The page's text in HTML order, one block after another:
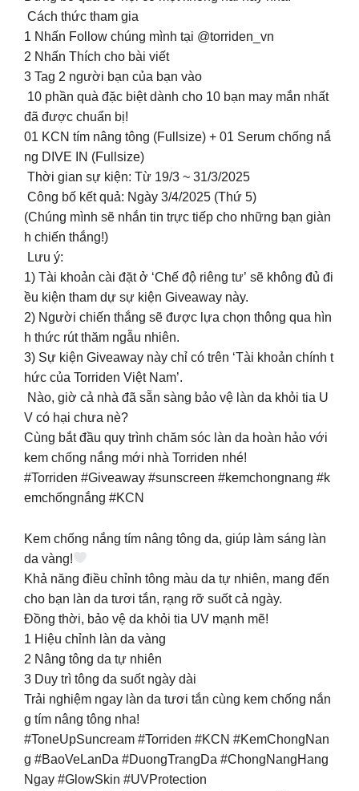
Cách thức tham gia
1️ Nhấn Follow chúng mình tại @torriden_vn
2️ Nhấn Thích cho bài viết
3️ Tag 2 người bạn của bạn vào
10 phần quà đặc biệt dành cho 10 bạn may mắn nhất
đã được chuẩn bị!
️01 KCN tím nâng tông (Fullsize) + 01 Serum chống nắ
ng DIVE IN (Fullsize)️
Thời gian sự kiện: Từ 19/3 ~ 31/3/2025
Công bố kết quả: Ngày 3/4/2025 (Thứ 5)
(Chúng mình sẽ nhắn tin trực tiếp cho những bạn giàn
h chiến thắng!)
Lưu ý:
1) Tài khoản cài đặt ở ‘Chế độ riêng tư’ sẽ không đủ đi
ều kiện tham dự sự kiện Giveaway này.
2) Người chiến thắng sẽ được lựa chọn thông qua hìn
h thức rút thăm ngẫu nhiên.
3) Sự kiện Giveaway này chỉ có trên ‘Tài khoản chính t
hức của Torriden Việt Nam’.
Nào, giờ cả nhà đã sẵn sàng bảo vệ làn da khỏi tia U
V có hại chưa nè?
Cùng bắt đầu quy trình chăm sóc làn da hoàn hảo với
kem chống nắng mới nhà Torriden nhé!
#Torriden #Giveaway #sunscreen #kemchongnang #k
emchốngnắng #KCN
Kem chống nắng tím nâng tông da, giúp làm sáng làn
da vàng!
Khả năng điều chỉnh tông màu da tự nhiên, mang đến
cho bạn làn da tươi tắn, rạng rỡ suốt cả ngày.
Đồng thời, bảo vệ da khỏi tia UV mạnh mẽ!
1️ Hiệu chỉnh làn da vàng
2️ Nâng tông da tự nhiên
3️ Duy trì tông da suốt ngày dài
Trải nghiệm ngay làn da tươi tắn cùng kem chống nắn
g tím nâng tông nha!
#ToneUpSuncream #Torriden #KCN #KemChongNan
g #BaoVeLanDa #DuongTrangDa #ChongNangHang
Ngay #GlowSkin #UVProtection